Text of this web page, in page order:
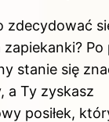
zdecydować
Po
stanie się
a Ty zyskasz
posiłek,